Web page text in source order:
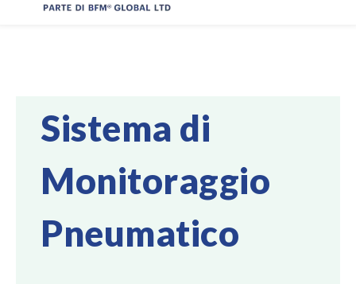
Sistema di
Monitoraggio
Pneumatico